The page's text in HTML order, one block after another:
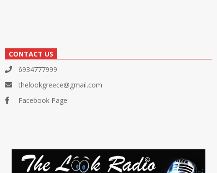
CONTACT US
6934777999
thelookgreece@gmail.com
Facebook Page